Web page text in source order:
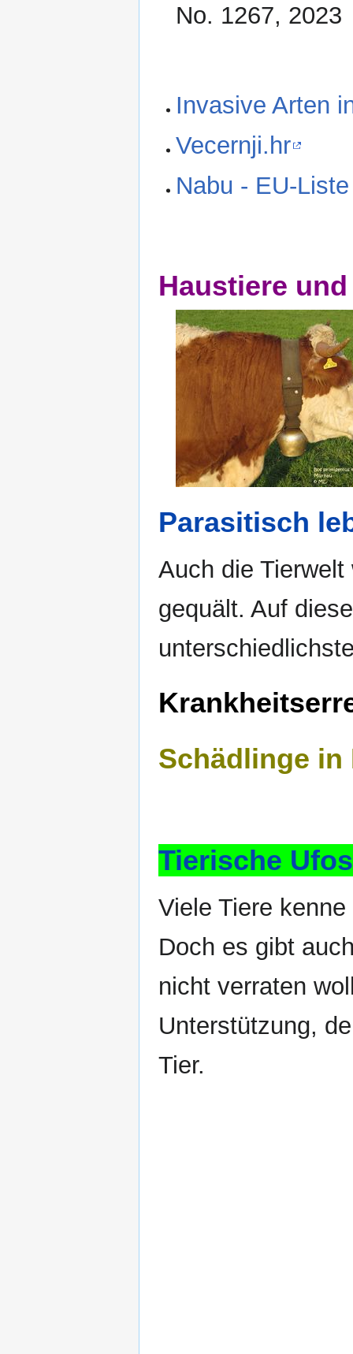
No. 1267, 2023
Invasive Arten
Vecernji.hr
Nabu - EU-
Haustiere
Parasitisch
Auch die
gequält. Auf
Schädlinge in
Tierische
Viele Tiere
Doch es gibt
nicht verraten
Unterstützung,
Tier.